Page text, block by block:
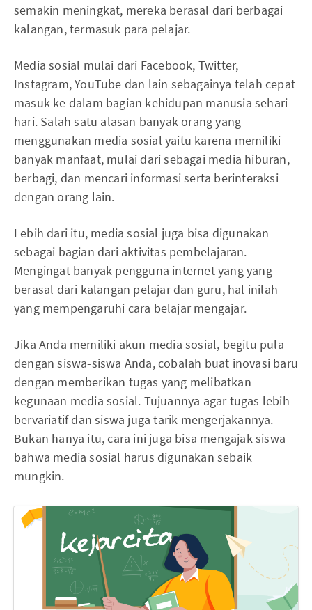
semakin meningkat, mereka berasal dari berbagai
kalangan, termasuk para pelajar.
Media sosial mulai dari Facebook, Twitter,
Instagram, YouTube dan lain sebagainya telah cepat
masuk ke dalam bagian kehidupan manusia sehari-
hari. Salah satu alasan banyak orang yang
menggunakan media sosial yaitu karena memiliki
banyak manfaat, mulai dari sebagai media hiburan,
berbagi, dan mencari informasi serta berinteraksi
dengan orang lain.
Lebih dari itu, media sosial juga bisa digunakan
sebagai bagian dari aktivitas pembelajaran.
Mengingat banyak pengguna internet yang yang
berasal dari kalangan pelajar dan guru, hal inilah
yang mempengaruhi cara belajar mengajar.
Jika Anda memiliki akun media sosial, begitu pula
dengan siswa-siswa Anda, cobalah buat inovasi baru
dengan memberikan tugas yang melibatkan
kegunaan media sosial. Tujuannya agar tugas lebih
bervariatif dan siswa juga tarik mengerjakannya.
Bukan hanya itu, cara ini juga bisa mengajak siswa
bahwa media sosial harus digunakan sebaik
mungkin.